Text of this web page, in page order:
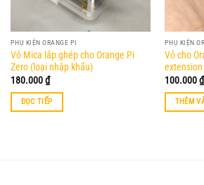
PHỤ KIỆN ORANGE PI
Vỏ Mica lắp ghép cho Orange Pi
Zero (loại nhập khẩu)
180.000₫
ĐỌC TIẾP
PHỤ KIỆN
Vỏ cho
extension
100.000₫
THÊM